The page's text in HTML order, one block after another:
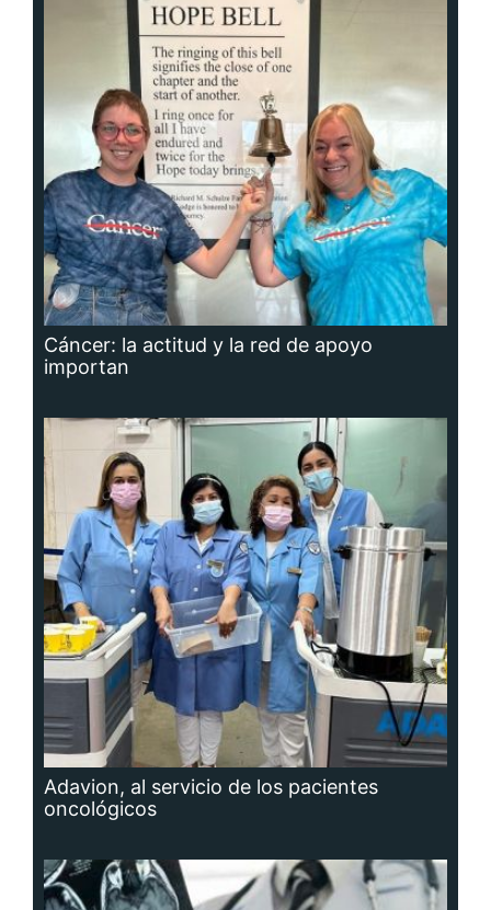
Cáncer: la actitud y la red de apoyo
importan
Adavion, al servicio de los pacientes
oncológicos